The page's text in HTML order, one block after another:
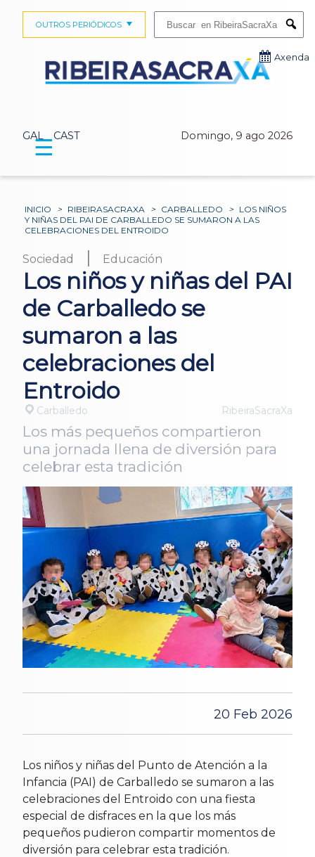
GAL CAST Domingo, 9 ago 2026
OUTROS PERIÓDICOS
Axenda
☰
INICIO > RIBEIRASACRAXA > CARBALLEDO > LOS NIÑOS
Y NIÑAS DEL PAI DE CARBALLEDO SE SUMARON A LAS
CELEBRACIONES DEL ENTROIDO
Sociedad | Educación
Los niños y niñas del PAI
de Carballedo se
sumaron a las
celebraciones del
Entroido
Carballedo RibeiraSacraXa
Los más pequeños compartieron
una jornada llena de diversión para
celebrar esta tradición
20 Feb 2026
Los niños y niñas del Punto de Atención a la
Infancia (PAI) de Carballedo se sumaron a las
celebraciones del Entroido con una fiesta
especial de disfraces en la que los más
pequeños pudieron compartir momentos de
diversión para celebrar esta tradición.